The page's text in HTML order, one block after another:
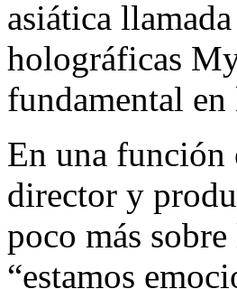
asiática
holográficas
fundamental
En una función
director y
poco más
“estamos